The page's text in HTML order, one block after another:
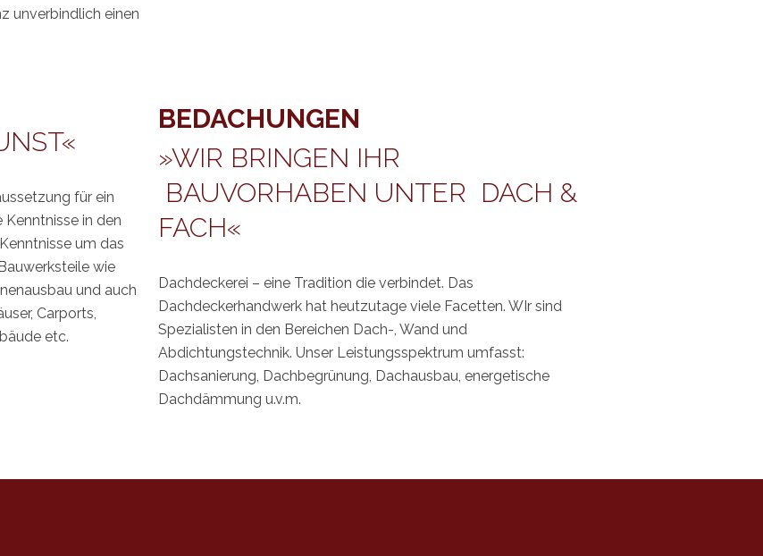
unverbindlich einen
für ein
in den
um das
wie
und auch
Carports,
etc.
BEDACHUNGEN
»WIR BRINGEN IHR
BAUVORHABEN UNTER DACH &
FACH«
Dachdeckerei – eine Tradition die verbindet. Das
Dachdeckerhandwerk hat heutzutage viele Facetten. WIr sind
Spezialisten in den Bereichen Dach-, Wand und
Abdichtungstechnik. Unser Leistungsspektrum umfasst:
Dachsanierung, Dachbegrünung, Dachausbau, energetische
Dachdämmung u.v.m.